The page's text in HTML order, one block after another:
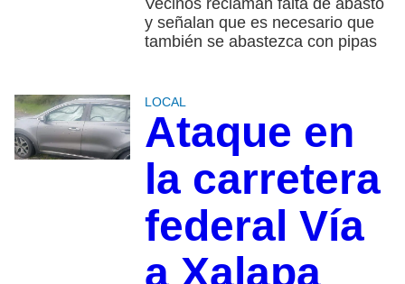
y señalan que es necesario que
también se abastezca con pipas
LOCAL
Ataque en
la carretera
federal Vía
a Xalapa